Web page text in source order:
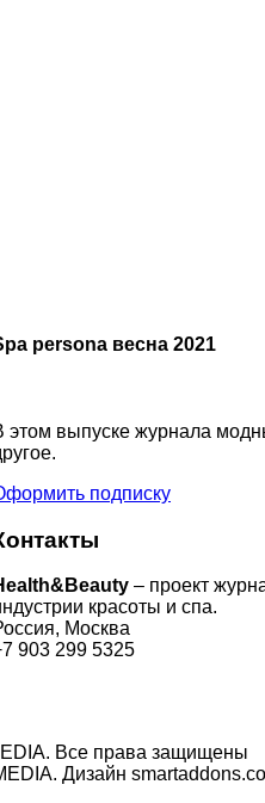
persona весна 2021
этом выпуске журнала
подписку
– проект
красоты и спа.
Москва
903 299 5325
Все права защищены
Дизайн